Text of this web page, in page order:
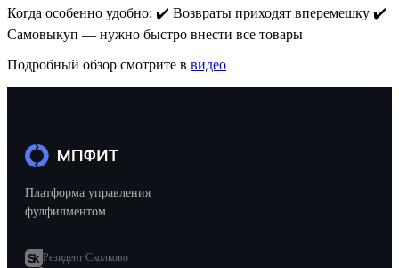
Когда особенно удобно: ✔️ Возвраты приходят вперемешку ✔️
Самовыкуп — нужно быстро внести все товары
Подробный обзор смотрите в видео
Платформа управления
фулфилментом
Резидент Сколково